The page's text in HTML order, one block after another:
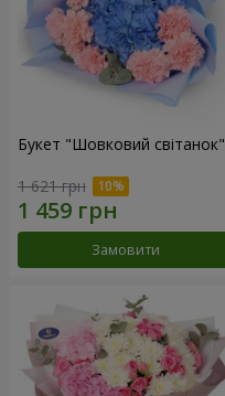
Букет "Шовковий світанок"
1 621 грн
Замовити